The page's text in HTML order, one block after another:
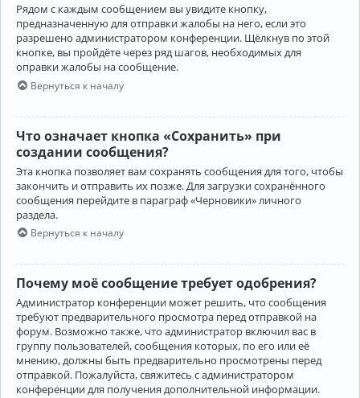
Рядом с каждым сообщением вы увидите кнопку,
предназначенную для отправки жалобы на него, если это
разрешено администратором конференции. Щёлкнув по этой
кнопке, вы пройдёте через ряд шагов, необходимых для
оправки жалобы на сообщение.
Вернуться к началу
Что означает кнопка «Сохранить» при
создании сообщения?
Эта кнопка позволяет вам сохранять сообщения для того, чтобы
закончить и отправить их позже. Для загрузки сохранённого
сообщения перейдите в параграф «Черновики» личного
раздела.
Вернуться к началу
Почему моё сообщение требует одобрения?
Администратор конференции может решить, что сообщения
требуют предварительного просмотра перед отправкой на
форум. Возможно также, что администратор включил вас в
группу пользователей, сообщения которых, по его или её
мнению, должны быть предварительно просмотрены перед
отправкой. Пожалуйста, свяжитесь с администратором
конференции для получения дополнительной информации.